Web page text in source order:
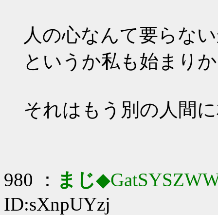
人の心なんて要らな
というか私も始まり
それはもう別の人間
980 ： まじ
ID:sXnpUYzj